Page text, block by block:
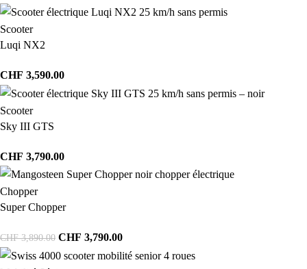
Scooter
Luqi NX2
CHF 3,590.00
Scooter
Sky III GTS
CHF 3,790.00
Chopper
Super Chopper
CHF3,890.00 CHF 3,790.00